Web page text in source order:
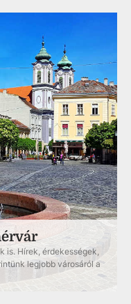
is. Hírek, érdekességek,
legjobb városáról a